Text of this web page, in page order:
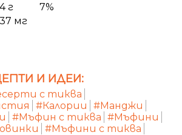
4 г
7%
37 мг
И ИДЕИ:
с тиква
#Калории
#Манджи
#Мъфин с тиква #Мъфини
#Мъфини с тиква